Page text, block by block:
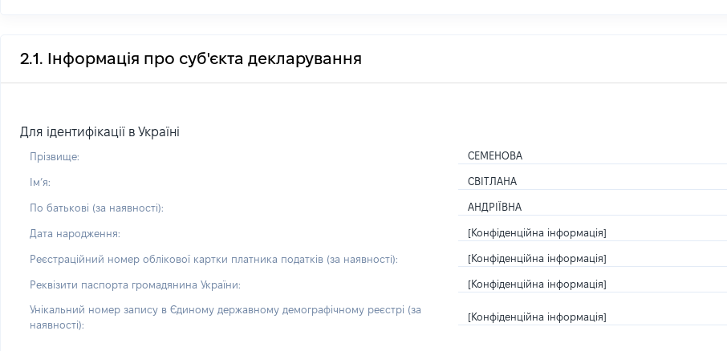
2.1. Інформація про суб'єкта декларування
Для ідентифікації в Україні
Прізвище: СЕМЕНОВА
Імʼя: СВІТЛАНА
По батькові (за наявності): АНДРІЇВНА
Дата народження: [Конфіденційна інформація]
Реєстраційний номер облікової картки платника податків (за наявності): [Конфіденційна інформація]
Реквізити паспорта громадянина України: [Конфіденційна інформація]
Унікальний номер запису в Єдиному державному демографічному реєстрі (за
наявності):
[Конфіденційна інформація]